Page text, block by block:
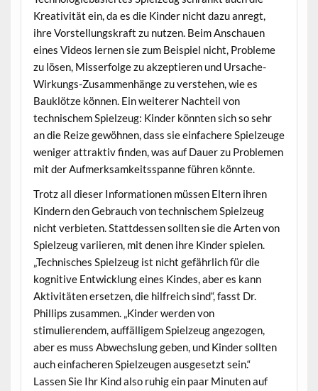
Kreativität ein, da es die Kinder nicht dazu anregt,
ihre Vorstellungskraft zu nutzen. Beim Anschauen
eines Videos lernen sie zum Beispiel nicht, Probleme
zu lösen, Misserfolge zu akzeptieren und Ursache-
Wirkungs-Zusammenhänge zu verstehen, wie es
Bauklötze können. Ein weiterer Nachteil von
technischem Spielzeug: Kinder könnten sich so sehr
an die Reize gewöhnen, dass sie einfachere Spielzeuge
weniger attraktiv finden, was auf Dauer zu Problemen
mit der Aufmerksamkeitsspanne führen könnte.
Trotz all dieser Informationen müssen Eltern ihren
Kindern den Gebrauch von technischem Spielzeug
nicht verbieten. Stattdessen sollten sie die Arten von
Spielzeug variieren, mit denen ihre Kinder spielen.
„Technisches Spielzeug ist nicht gefährlich für die
kognitive Entwicklung eines Kindes, aber es kann
Aktivitäten ersetzen, die hilfreich sind“, fasst Dr.
Phillips zusammen. „Kinder werden von
stimulierendem, auffälligem Spielzeug angezogen,
aber es muss Abwechslung geben, und Kinder sollten
auch einfacheren Spielzeugen ausgesetzt sein.“
Lassen Sie Ihr Kind also ruhig ein paar Minuten auf